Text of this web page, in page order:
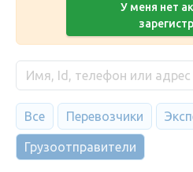
У меня нет
Все Перевозчики
Грузоотправители